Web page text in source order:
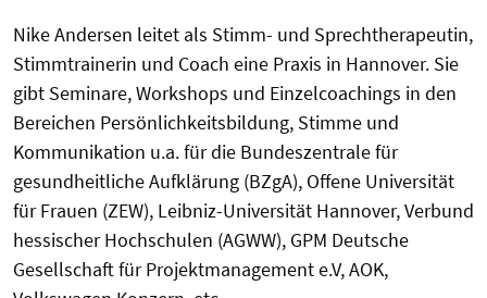
Nike Andersen leitet als Stimm- und Sprechtherapeutin,
Stimmtrainerin und Coach eine Praxis in Hannover. Sie
gibt Seminare, Workshops und Einzelcoachings in den
Bereichen Persönlichkeitsbildung, Stimme und
Kommunikation u.a. für die Bundeszentrale für
gesundheitliche Aufklärung (BZgA), Offene Universität
für Frauen (ZEW), Leibniz-Universität Hannover, Verbund
hessischer Hochschulen (AGWW), GPM Deutsche
Gesellschaft für Projektmanagement e.V, AOK,